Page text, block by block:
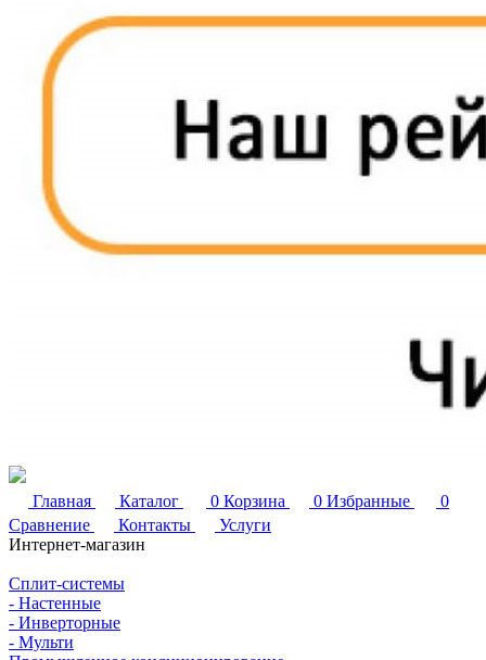
Главная Каталог 0 Корзина 0 Избранные
0
Сравнение
Контакты
Услуги
Интернет-магазин
Сплит-системы
- Настенные
- Инверторные
- Мульти